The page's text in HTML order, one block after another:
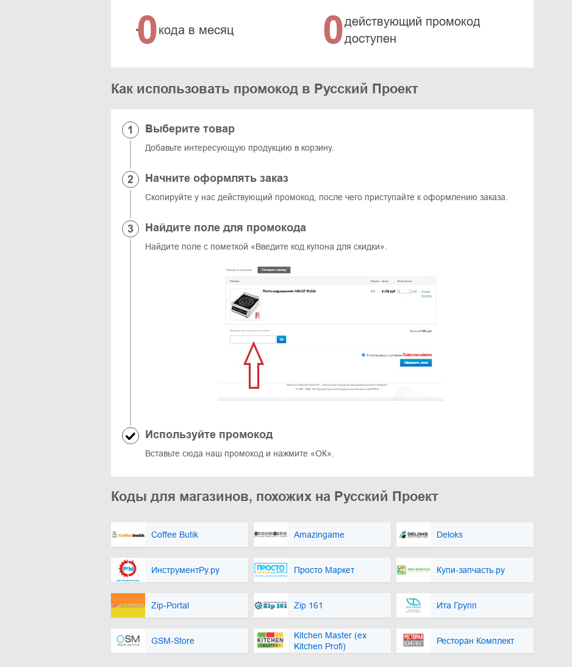
<0кода в месяц 0действующий промокод
доступен
Как использовать промокод в Русский Проект
Выберите товар
Добавьте интересующую продукцию в корзину.
Начните оформлять заказ
Скопируйте у нас действующий промокод, после чего приступайте к оформлению заказа.
Найдите поле для промокода
Найдите поле с пометкой «Введите код купона для скидки».
Используйте промокод
Вставьте сюда наш промокод и нажмите «ОК».
Коды для магазинов, похожих на Русский Проект
Coffee Butik Amazingame Deloks
ИнструментРу.ру Просто Маркет Купи-запчасть.ру
Zip-Portal Zip 161 Ита Групп
GSM-Store
Kitchen Master (ex
Kitchen Profi)
Ресторан Комплект